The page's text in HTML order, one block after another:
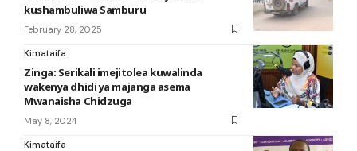
kushambuliwa Samburu
February 28, 2025
Kimataifa
Zinga: Serikali imejitolea kuwalinda
wakenya dhidi ya majanga asema
Mwanaisha Chidzuga
May 8, 2024
Kimataifa